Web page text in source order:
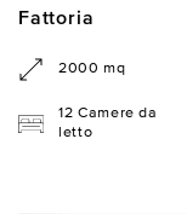
Fattoria
2000 mq
12 Camere da
letto